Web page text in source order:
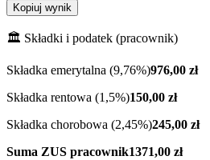
Kopiuj wynik
🏛️ Składki i podatek (pracownik)
Składka emerytalna (9,76%)976,00 zł
Składka rentowa (1,5%)150,00 zł
Składka chorobowa (2,45%)245,00 zł
Suma ZUS pracownik1371,00 zł